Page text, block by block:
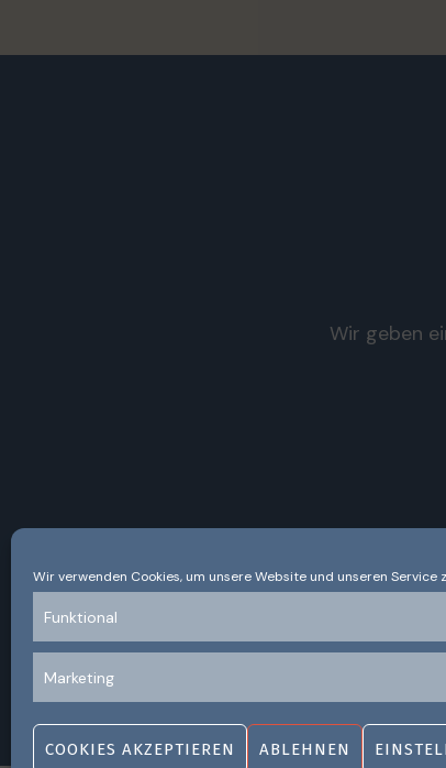
Wir verwenden Cookies, um unsere Website und unseren Service
Funktional
Marketing
COOKIES AKZEPTIEREN ABLEHNEN
Wir geben